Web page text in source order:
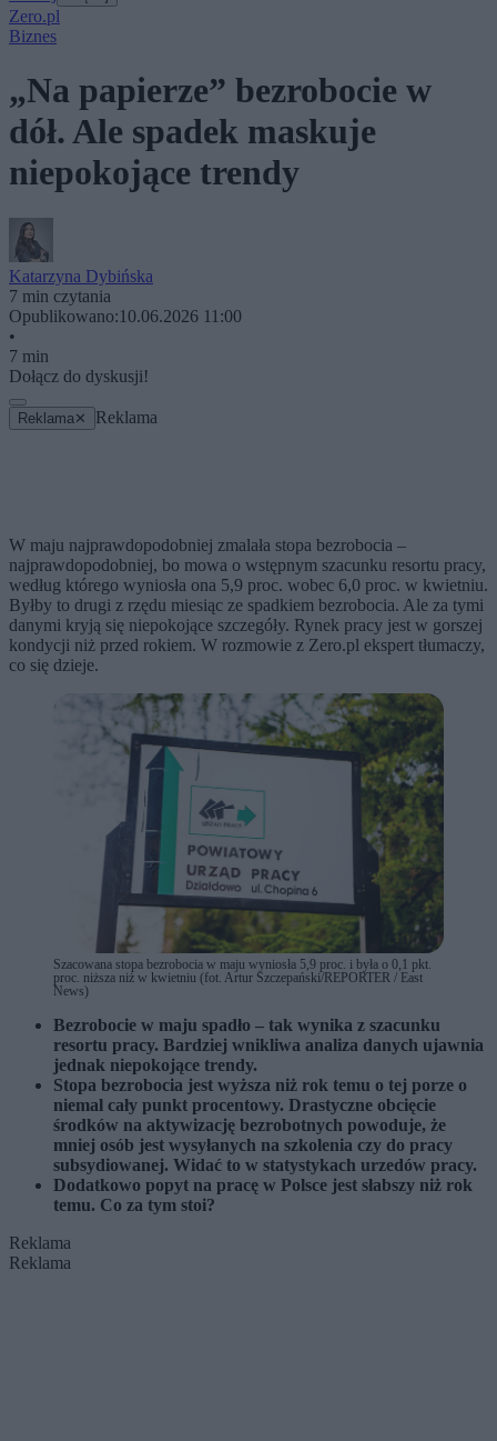
Zero.pl
Biznes
„Na papierze” bezrobocie w
dół. Ale spadek maskuje
niepokojące trendy
Katarzyna Dybińska
7 min czytania
Opublikowano:10.06.2026 11:00
•
7 min
Dołącz do dyskusji!
Reklama ✕ Reklama
W maju najprawdopodobniej zmalała stopa bezrobocia –
najprawdopodobniej, bo mowa o wstępnym szacunku resortu pracy,
według którego wyniosła ona 5,9 proc. wobec 6,0 proc. w kwietniu.
Byłby to drugi z rzędu miesiąc ze spadkiem bezrobocia. Ale za tymi
danymi kryją się niepokojące szczegóły. Rynek pracy jest w gorszej
kondycji niż przed rokiem. W rozmowie z Zero.pl ekspert tłumaczy,
co się dzieje.
Szacowana stopa bezrobocia w maju wyniosła 5,9 proc. i była o 0,1 pkt.
proc. niższa niż w kwietniu (fot. Artur Szczepański/REPORTER / East
News)
Bezrobocie w maju spadło – tak wynika z szacunku
resortu pracy. Bardziej wnikliwa analiza danych ujawnia
jednak niepokojące trendy.
Stopa bezrobocia jest wyższa niż rok temu o tej porze o
niemal cały punkt procentowy. Drastyczne obcięcie
środków na aktywizację bezrobotnych powoduje, że
mniej osób jest wysyłanych na szkolenia czy do pracy
subsydiowanej. Widać to w statystykach urzedów pracy.
Dodatkowo popyt na pracę w Polsce jest słabszy niż rok
temu. Co za tym stoi?
Reklama
Reklama